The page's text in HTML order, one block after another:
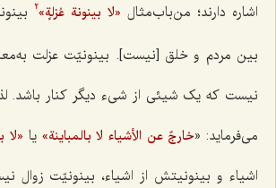
اشاره دارند؛ من‌باب‌مثال «لا بینونة عُزلةٍ»2
بین مردم و خلق [نیست]. بینونیّت عزلت
نیست که یک شیئی از شىء دیگر کنار باشد.
مى‌فرماید: «خارجٌ عن الأشیاء لا بالمباینة»یا «لا
اشیاء و بینونیتش از اشیاء، بینونیّت‌ زوال